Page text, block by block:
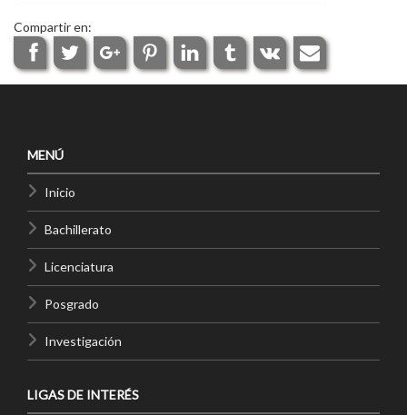
Compartir en:
MENÚ
Inicio
Bachillerato
Licenciatura
Posgrado
Investigación
LIGAS DE INTERÉS